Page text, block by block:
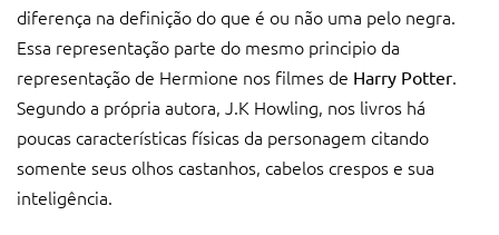
diferença na definição do que é ou não uma pelo negra.
Essa representação parte do mesmo principio da
representação de Hermione nos filmes de Harry Potter.
Segundo a própria autora, J.K Howling, nos livros há
poucas características físicas da personagem citando
somente seus olhos castanhos, cabelos crespos e sua
inteligência.